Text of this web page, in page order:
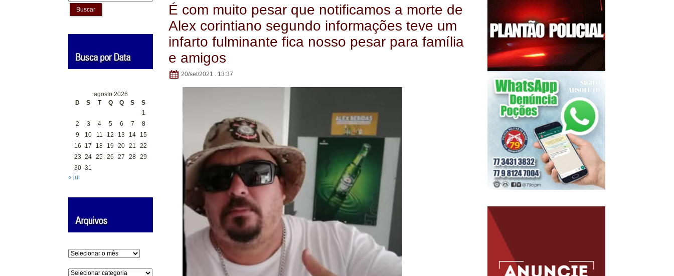
Buscar
agosto 2026
D
S T Q Q S
S
1
2
3 4 5 6 7
8
9
10 11 12 13 14
15
16
17 18 19 20 21
22
23 24 25 26 27 28 29
30 31
« jul
Arquivos
Categorias
É com muito pesar que notificamos a morte de
Alex corintiano segundo informações teve um
infarto fulminante fica nosso pesar para família
e amigos
20/set/2021 . 13:37